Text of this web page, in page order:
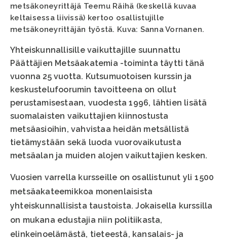
metsäkoneyrittäjä Teemu Räihä (keskellä kuvaa
keltaisessa liivissä) kertoo osallistujille
metsäkoneyrittäjän työstä. Kuva: Sanna Vornanen.
Yhteiskunnallisille vaikuttajille suunnattu
Päättäjien Metsäakatemia -toiminta täytti tänä
vuonna 25 vuotta. Kutsumuotoisen kurssin ja
keskustelufoorumin tavoitteena on ollut
perustamisestaan, vuodesta 1996, lähtien lisätä
suomalaisten vaikuttajien kiinnostusta
metsäasioihin, vahvistaa heidän metsällistä
tietämystään sekä luoda vuorovaikutusta
metsäalan ja muiden alojen vaikuttajien kesken.
Vuosien varrella kursseille on osallistunut yli 1 500
metsäakateemikkoa monenlaisista
yhteiskunnallisista taustoista. Jokaisella kurssilla
on mukana edustajia niin politiikasta,
elinkeinoelämästä, tieteestä, kansalais- ja